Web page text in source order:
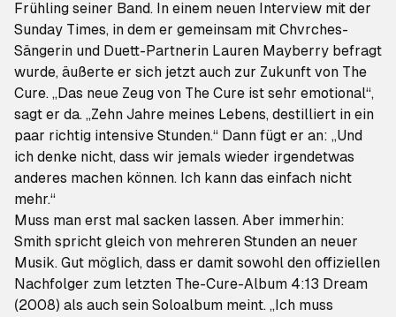
Frühling seiner Band. In einem neuen Interview mit der
Sunday Times, in dem er gemeinsam mit Chvrches-
Sängerin und Duett-Partnerin Lauren Mayberry befragt
wurde, äußerte er sich jetzt auch zur Zukunft von The
Cure. „Das neue Zeug von The Cure ist sehr emotional“,
sagt er da. „Zehn Jahre meines Lebens, destilliert in ein
paar richtig intensive Stunden.“ Dann fügt er an: „Und
ich denke nicht, dass wir jemals wieder irgendetwas
anderes machen können. Ich kann das einfach nicht
mehr.“
Muss man erst mal sacken lassen. Aber immerhin:
Smith spricht gleich von mehreren Stunden an neuer
Musik. Gut möglich, dass er damit sowohl den offiziellen
Nachfolger zum letzten The-Cure-Album 4:13 Dream
(2008) als auch sein Soloalbum meint. „Ich muss